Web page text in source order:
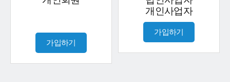
가입하기
개인사업자
가입하기